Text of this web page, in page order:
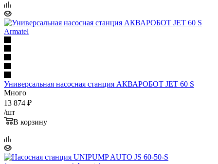
Универсальная насосная станция АКВАРОБОТ JET 60 S
Много
13 874 ₽
/шт
В корзину